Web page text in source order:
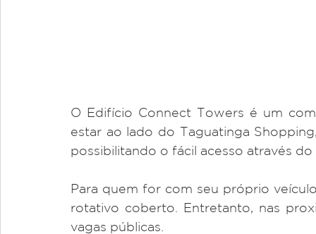
O Edifício Connect Towers é um
estar ao lado do Taguatinga
possibilitando o fácil acesso através
Para quem for com seu próprio
rotativo coberto. Entretanto, nas
vagas públicas.